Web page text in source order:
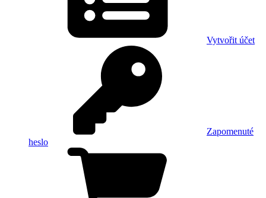
Vytvořit účet
Zapomenuté
heslo